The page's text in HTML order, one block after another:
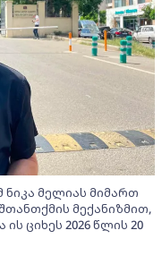
ნიკა მელიას მიმართ
მექანიზმით,
ციხეს 2026 წლის 20